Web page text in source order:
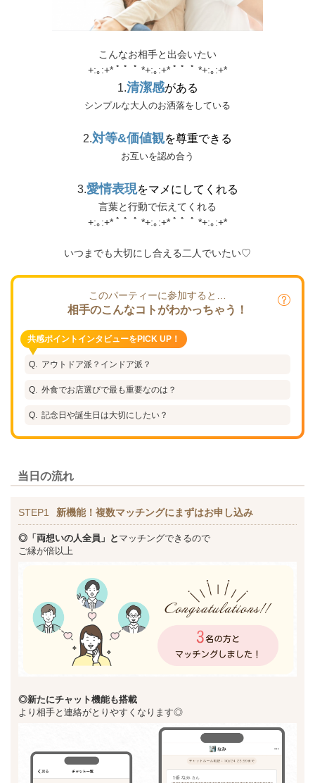
こんなお相手と出会いたい
+:｡:+* ﾟ ゜ﾟ *+:｡:+* ﾟ ゜ﾟ *+:｡:+*
1.清潔感がある
シンプルな大人のお洒落をしている
2.対等&価値観を尊重できる
お互いを認め合う
3.愛情表現をマメにしてくれる
言葉と行動で伝えてくれる
+:｡:+* ﾟ ゜ﾟ *+:｡:+* ﾟ ゜ﾟ *+:｡:+*
いつまでも大切にし合える二人でいたい♡
このパーティーに参加すると…
相手のこんなコトがわかっちゃう！
共感ポイントインタビューをPICK UP！
アウトドア派？インドア派？
外食でお店選びで最も重要なのは？
記念日や誕生日は大切にしたい？
当日の流れ
STEP1 新機能！複数マッチングにまずはお申し込み
◎「両想いの人全員」と マッチングできるので
ご縁が倍以上
◎新たにチャット機能も搭載
より相手と連絡がとりやすくなります◎